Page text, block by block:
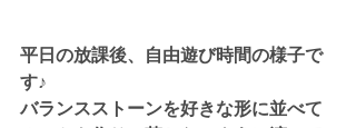
平日の放課後、自由遊び時間の様子で
す♪
バランスストーンを好きな形に並べて